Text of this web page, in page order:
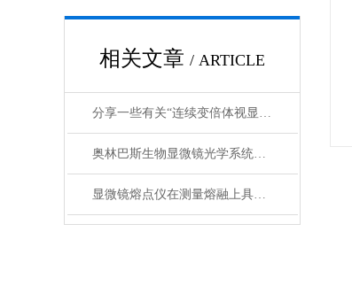
相关文章 / ARTICLE
分享一些有关“连续变倍体视显微镜”的技术
奥林巴斯生物显微镜光学系统应该如何安装
显微镜熔点仪在测量熔融上具体由什么方式？